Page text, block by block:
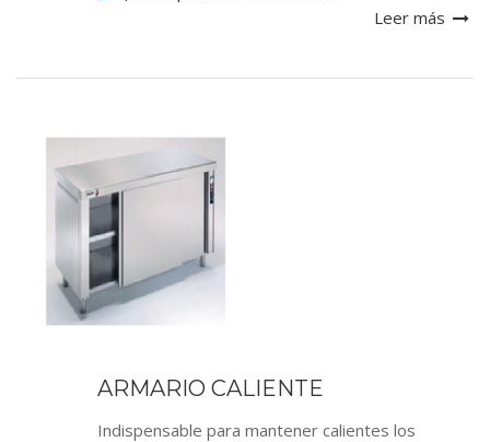
Leer más
ARMARIO CALIENTE
Indispensable para mantener calientes los